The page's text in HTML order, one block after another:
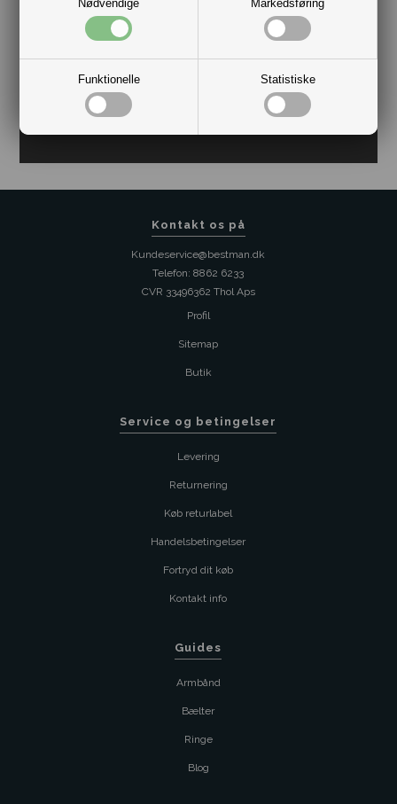
Nødvendige Markedsføring
Funktionelle Statistiske
Kontakt os på
Kundeservice@bestman.dk
Telefon: 8862 6233
CVR 33496362 Thol Aps
Profil
Sitemap
Butik
Service og betingelser
Levering
Returnering
Køb returlabel
Handelsbetingelser
Fortryd dit køb
Kontakt info
Guides
Armbånd
Bælter
Ringe
Blog